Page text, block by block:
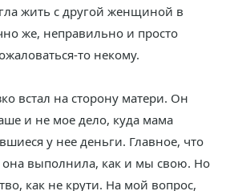
жить с другой женщиной в
же, неправильно и просто
то некому.
встал на сторону матери. Он
и не мое дело, куда мама
у нее деньги. Главное, что
она выполнила, как и мы свою. Но
как не крути. На мой вопрос,